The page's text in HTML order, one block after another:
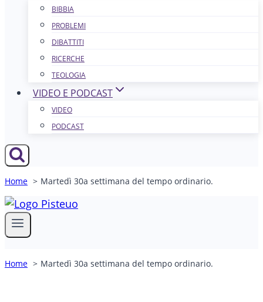
BIBBIA
PROBLEMI
DIBATTITI
RICERCHE
TEOLOGIA
VIDEO E PODCAST
VIDEO
PODCAST
Home Martedì 30a settimana del tempo ordinario.
Home Martedì 30a settimana del tempo ordinario.